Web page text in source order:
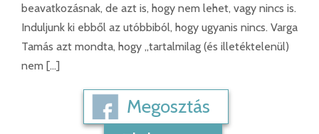
beavatkozásnak, de azt is, hogy nem lehet, vagy nincs is.
Induljunk ki ebből az utóbbiból, hogy ugyanis nincs. Varga
Tamás azt mondta, hogy „tartalmilag (és illetéktelenül)
nem […]
Megosztás